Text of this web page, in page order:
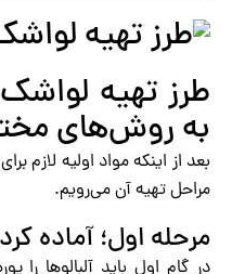
طرز تهیه
به روش‌های
بعد از اینکه مواد اولیه لازم
مراحل تهیه آن می‌رویم.
مرحله اول؛ آماده
در گام اول باید آلبالوها را